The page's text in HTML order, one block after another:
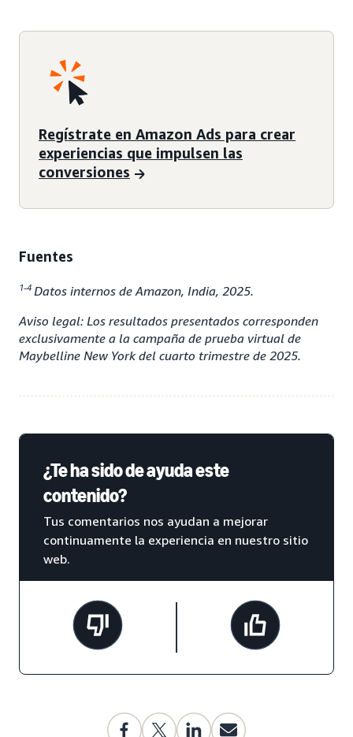
Regístrate en Amazon Ads para crear
experiencias que impulsen las
conversiones
Fuentes
1-4 Datos internos de Amazon, India, 2025.
Aviso legal: Los resultados presentados corresponden
exclusivamente a la campaña de prueba virtual de
Maybelline New York del cuarto trimestre de 2025.
¿Te ha sido de ayuda este
contenido?
Tus comentarios nos ayudan a mejorar
continuamente la experiencia en nuestro sitio
web.